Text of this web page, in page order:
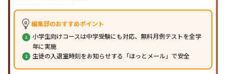
編集部のおすすめポイント
小学生向けコースは中学受験にも対応、無料月例テストを全学
年に実施
生徒の入退室時刻をお知らせする「ほっとメール」で安全